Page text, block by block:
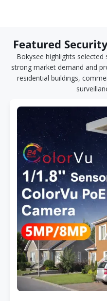
Featured
Bokysee highlights
strong market demand and
residential buildings,